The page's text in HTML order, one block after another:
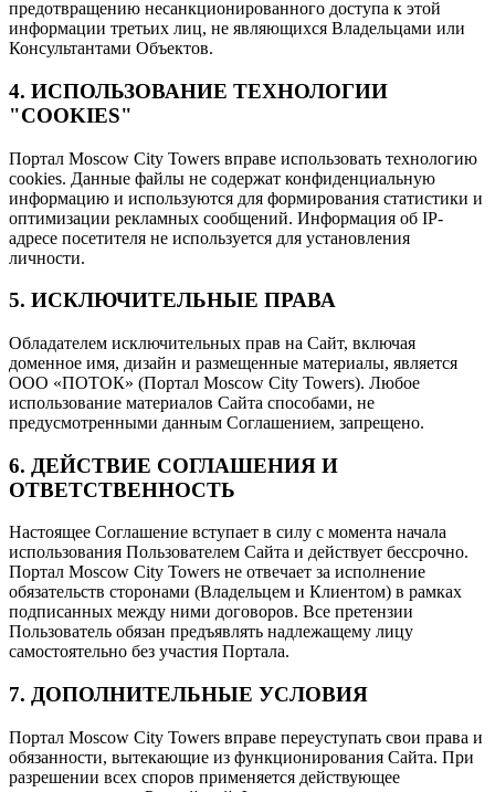
предотвращению несанкционированного доступа к этой
информации третьих лиц, не являющихся Владельцами или
Консультантами Объектов.
4. ИСПОЛЬЗОВАНИЕ ТЕХНОЛОГИИ
"COOKIES"
Портал Moscow City Towers вправе использовать технологию
cookies. Данные файлы не содержат конфиденциальную
информацию и используются для формирования статистики и
оптимизации рекламных сообщений. Информация об IP-
адресе посетителя не используется для установления
личности.
5. ИСКЛЮЧИТЕЛЬНЫЕ ПРАВА
Обладателем исключительных прав на Сайт, включая
доменное имя, дизайн и размещенные материалы, является
ООО «ПОТОК» (Портал Moscow City Towers). Любое
использование материалов Сайта способами, не
предусмотренными данным Соглашением, запрещено.
6. ДЕЙСТВИЕ СОГЛАШЕНИЯ И
ОТВЕТСТВЕННОСТЬ
Настоящее Соглашение вступает в силу с момента начала
использования Пользователем Сайта и действует бессрочно.
Портал Moscow City Towers не отвечает за исполнение
обязательств сторонами (Владельцем и Клиентом) в рамках
подписанных между ними договоров. Все претензии
Пользователь обязан предъявлять надлежащему лицу
самостоятельно без участия Портала.
7. ДОПОЛНИТЕЛЬНЫЕ УСЛОВИЯ
Портал Moscow City Towers вправе переуступать свои права и
обязанности, вытекающие из функционирования Сайта. При
разрешении всех споров применяется действующее